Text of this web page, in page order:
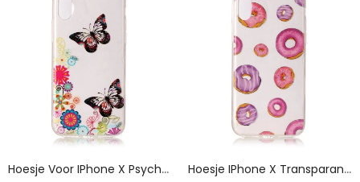
Hoesje Voor IPhone X Psychedelische Vlinders En Bloemen Hoesje IPhone X Transparante Donutventilator